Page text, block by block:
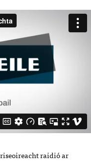
raidió ar